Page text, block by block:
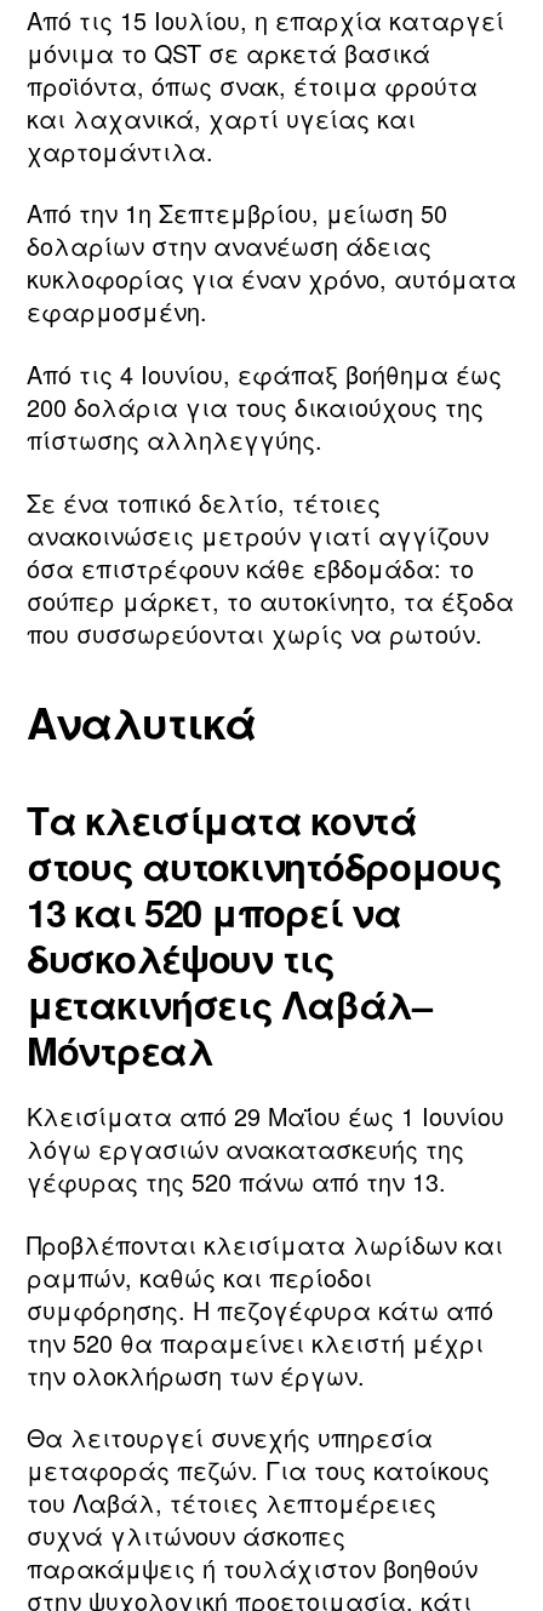
Από τις 15 Ιουλίου, η επαρχία καταργεί
μόνιμα το QST σε αρκετά βασικά
προϊόντα, όπως σνακ, έτοιμα φρούτα
και λαχανικά, χαρτί υγείας και
χαρτομάντιλα.
Από την 1η Σεπτεμβρίου, μείωση 50
δολαρίων στην ανανέωση άδειας
κυκλοφορίας για έναν χρόνο, αυτόματα
εφαρμοσμένη.
Από τις 4 Ιουνίου, εφάπαξ βοήθημα έως
200 δολάρια για τους δικαιούχους της
πίστωσης αλληλεγγύης.
Σε ένα τοπικό δελτίο, τέτοιες
ανακοινώσεις μετρούν γιατί αγγίζουν
όσα επιστρέφουν κάθε εβδομάδα: το
σούπερ μάρκετ, το αυτοκίνητο, τα έξοδα
που συσσωρεύονται χωρίς να ρωτούν.
Αναλυτικά
Τα κλεισίματα κοντά
στους αυτοκινητόδρομους
13 και 520 μπορεί να
δυσκολέψουν τις
μετακινήσεις Λαβάλ–
Μόντρεαλ
Κλεισίματα από 29 Μαΐου έως 1 Ιουνίου
λόγω εργασιών ανακατασκευής της
γέφυρας της 520 πάνω από την 13.
Προβλέπονται κλεισίματα λωρίδων και
ραμπών, καθώς και περίοδοι
συμφόρησης. Η πεζογέφυρα κάτω από
την 520 θα παραμείνει κλειστή μέχρι
την ολοκλήρωση των έργων.
Θα λειτουργεί συνεχής υπηρεσία
μεταφοράς πεζών. Για τους κατοίκους
του Λαβάλ, τέτοιες λεπτομέρειες
συχνά γλιτώνουν άσκοπες
παρακάμψεις ή τουλάχιστον βοηθούν
στην ψυχολογική προετοιμασία, κάτι